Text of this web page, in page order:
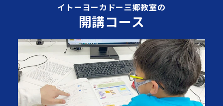
イトーヨーカドー三郷教室の
開講コース